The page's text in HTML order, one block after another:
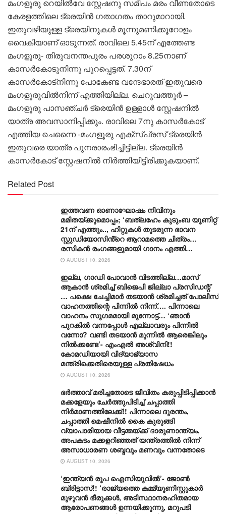
മംഗളൂരു റെയിൽവേ സ്റ്റേഷനു സമീപം മരം വീണതോടെ
കേരളത്തിലെ ട്രെയിൻ ഗതാഗതം താറുമാറായി.
ഇതുവഴിയുള്ള ട്രെയിനുകൾ മൂന്നുമണിക്കൂറോളം
വൈകിയാണ് ഓടുന്നത്. രാവിലെ 5.45ന് എത്തേണ്ട
മംഗളൂരു- തിരുവനന്തപുരം പരശുറാം 8.25നാണ്
കാസർകോടുനിന്നു പുറപ്പെട്ടത്. 7.30ന്
കാസർകോട്‌നിന്നു പോകേണ്ട വന്ദേഭാരത് ഇതുവരെ
മംഗളൂരുവിൽനിന്ന് എത്തിയില്ല. ചെറുവത്തൂർ –
മംഗളൂരു പാസഞ്ചർ ട്രെയിൻ ഉള്ളാൾ സ്റ്റേഷനിൽ
യാത്ര അവസാനിപ്പിക്കും. രാവിലെ 7നു കാസർകോട്
എത്തിയ ചെന്നൈ -മംഗളൂരു എക്സ്പ്രസ് ട്രെയിൻ
ഇതുവരെ യാത്ര പുനരാരംഭിച്ചിട്ടില്ല. ട്രെയിൻ
കാസർകോട് സ്റ്റേഷനിൽ നിർത്തിയിട്ടിരിക്കുകയാണ്.
Related Post
ഇത്തവണ ഓണാഘോഷം നിവിനും
മമിതയ്ക്കുമൊപ്പം; ‘ബത്‍ലഹേം കുടുംബ യൂണിറ്റ്
21ന് എത്തും.., ഹിറ്റുകൾ തുടരുന്ന ഭാവന
സ്റ്റുഡിയോസിൻ്റെ ആറാമത്തെ ചിത്രം…
രസികൻ രംഗങ്ങളുമായി ഗാനം എത്തി…
AUGUST 10, 2026
ഇല്ല, ​ഗാഡി പോവാൻ വിടത്തില്ല…മാസ്
ആകാൻ ശ്രമിച്ച് ബിജെപി ജില്ലാ പ്രസിഡന്റ്
… പക്ഷെ ചേച്ചിമാർ തടയാൻ ശ്രമിച്ചത് പോലീസ്
വാഹനത്തിന്റെ പിന്നിൽ നിന്ന്…. പിന്നാലെ
വാഹനം സു​ഗമമായി മുന്നോട്ട്… ‘ഞാൻ
പുറകിൽ വന്നപ്പോൾ എല്ലാവരും പിന്നിൽ
വന്നോ? വണ്ടി തടയാൻ മുന്നിൽ ആരെങ്കിലും
നിൽക്കണ്ടേ’- എംഎൽ അശ്വിനി!!
കോമഡിയായി വിദ്യാഭ്യാസ
മന്ത്രിക്കെതിരെയുള്ള പ്രതിഷേധം
AUGUST 10, 2026
ഭർത്താവ് മരിച്ചതോടെ ജീവിതം കരുപ്പിടിപ്പിക്കാൻ
മക്കളേയും ചേർത്തുപിടിച്ച് ചപ്പാത്തി
നിർമാണത്തിലേക്ക്!! പിന്നാലെ ദുരന്തം,
ചപ്പാത്തി മെഷീനിൽ കൈ കുരുങ്ങി
വ്യാപാരിയായ വീട്ടമ്മയ്ക്ക് ദാരുണാന്ത്യം,
അപകടം മക്കളറിഞ്ഞത് യന്ത്രത്തിൽ നിന്ന്
അസാധാരണ ശബ്ദവും മണവും വന്നതോടെ
AUGUST 10, 2026
‘ഇന്ത്യൻ രൂപ ഐസിയുവിൽ’- ജോൺ
ബ്രിട്ടാസ്!! ‘രാജ്യത്തെ കമ്മ്യൂണിസ്റ്റുകാർ
മുഴുവൻ ഭീരുക്കൾ, അടിസ്ഥാനരഹിതമായ
ആരോപണങ്ങൾ ഉന്നയിക്കുന്നു, മറുപടി